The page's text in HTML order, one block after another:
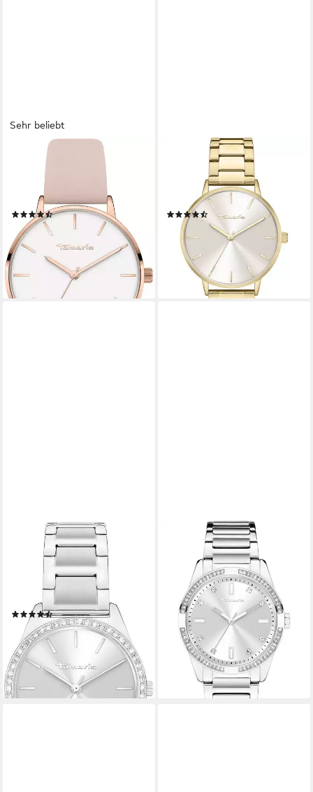
Sehr beliebt
Quarzuhr TT-0006-LQ,
Armbanduhr, Damenuhr,
Lederarmband, analog
(49)
54,99 € UVP 79,95 €
-31%
lieferbar - in 1-2 Werktagen bei dir
Quarzuhr Tamaris Damen-
Uhren Analog Quarz,
Klassikuhr
(11)
59,99 € UVP 99,95 €
-40%
lieferbar - in 4-5 Werktagen bei dir
TAMARIS
Quarzuhr TT-0045-MQ TT-
0045-MQ, Armbanduhr,
Damenuhr, Edelstahlarmband,
analog, Zirkonia (synth)
(14)
69,95 € UVP99,95 €
-30%
lieferbar - in 1-2 Werktagen bei dir
Quarzuhr Tamaris Damen-
Uhren Analog Quarz,
Klassikuhr
69,99 €
UVP 149,95 €
-53%
lieferbar - in 4-5 Werktagen bei dir